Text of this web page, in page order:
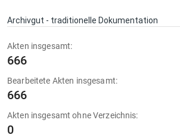
Archivgut - traditionelle Dokumentation
Akten insgesamt:
666
Bearbeitete Akten insgesamt:
666
Akten insgesamt ohne Verzeichnis:
0